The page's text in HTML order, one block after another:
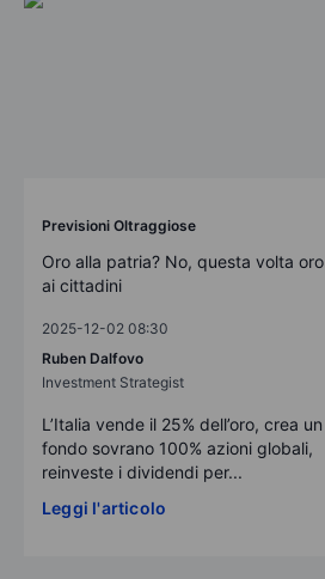
Previsioni Oltraggiose
Oro alla patria? No, questa volta oro
ai cittadini
2025-12-02 08:30
Ruben Dalfovo
Investment Strategist
L’Italia vende il 25% dell’oro, crea un
fondo sovrano 100% azioni globali,
reinveste i dividendi per...
Leggi l'articolo